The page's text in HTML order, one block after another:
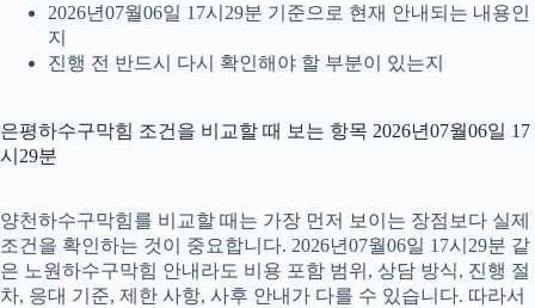
2026년07월06일 17시29분 기준으로 현재 안내되는 내용인
지
진행 전 반드시 다시 확인해야 할 부분이 있는지
은평하수구막힘 조건을 비교할 때 보는 항목 2026년07월06일 17
시29분
양천하수구막힘를 비교할 때는 가장 먼저 보이는 장점보다 실제
조건을 확인하는 것이 중요합니다. 2026년07월06일 17시29분 같
은 노원하수구막힘 안내라도 비용 포함 범위, 상담 방식, 진행 절
차, 응대 기준, 제한 사항, 사후 안내가 다를 수 있습니다. 따라서